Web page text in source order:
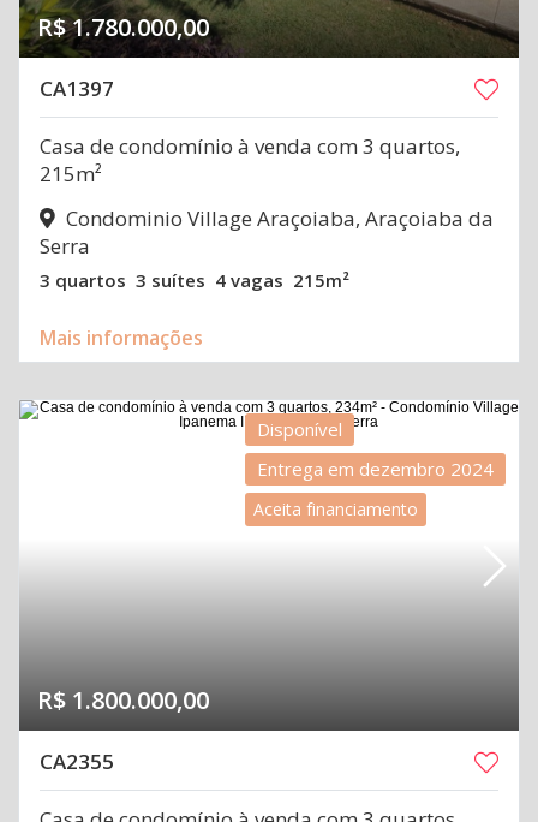
R$ 1.780.000,00
CA1397
Casa de condomínio à venda com 3 quartos,
215m²
Condominio Village Araçoiaba, Araçoiaba da
Serra
3 quartos 3 suítes 4 vagas 215m²
Mais informações
Disponível
Entrega em dezembro 2024
Aceita financiamento
R$ 1.800.000,00
CA2355